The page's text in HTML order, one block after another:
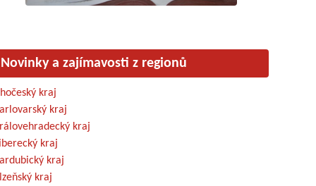
Novinky a zajímavosti z regionů
kraj
kraj
kraj
kraj
kraj
kraj